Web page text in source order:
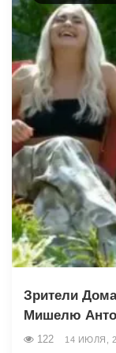
Зрители
Мишелю
122 14 ИЮЛЯ,